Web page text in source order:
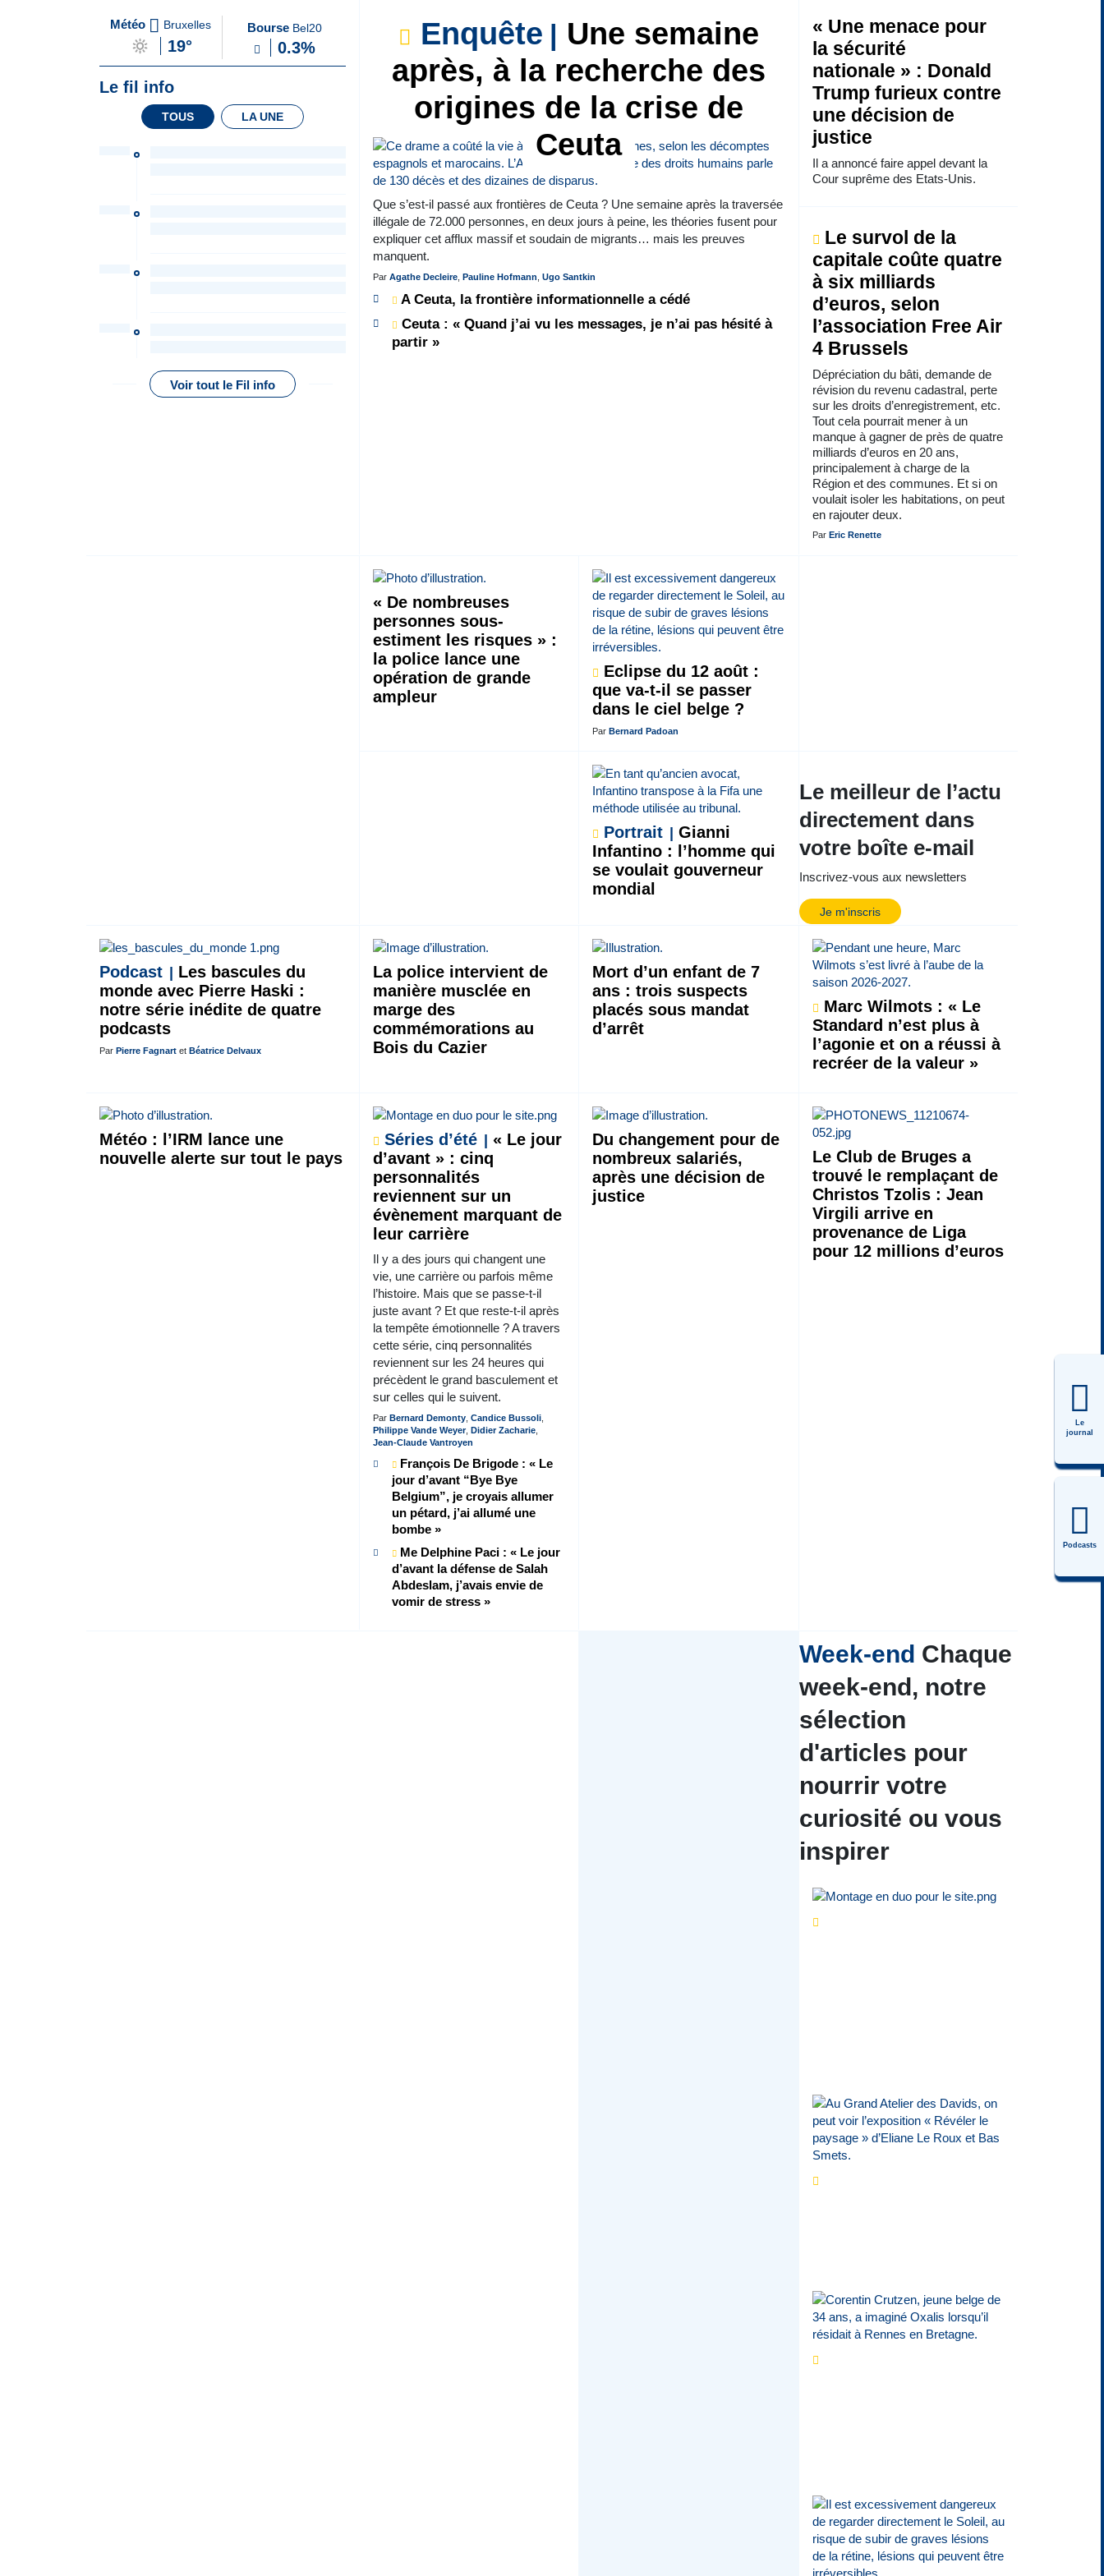
Le
journal
Podcasts
du Soir
Une
Enquête
Une semaine
après, à la recherche des
origines de la crise de
Ceuta
Que s’est-il passé aux frontières de Ceuta ? Une semaine après la traversée
illégale de 72.000 personnes, en deux jours à peine, les théories fusent pour
expliquer cet afflux massif et soudain de migrants… mais les preuves
manquent.
Par Agathe Decleire, Pauline Hofmann Ugo Santkin
A Ceuta, la frontière informationnelle a cédé
Ceuta : « Quand j’ai vu les messages, je n’ai pas hésité à
partir »
« Une menace pour
la sécurité
nationale » : Donald
Trump furieux contre
une décision de
justice
Il a annoncé faire appel devant la
Cour suprême des Etats-Unis.
Le survol de la
capitale coûte quatre
à six milliards
d’euros, selon
l’association Free Air
4 Brussels
Dépréciation du bâti, demande de
révision du revenu cadastral, perte
sur les droits d’enregistrement, etc.
Tout cela pourrait mener à un
manque à gagner de près de quatre
milliards d’euros en 20 ans,
principalement à charge de la
Région et des communes. Et si on
voulait isoler les habitations, on peut
en rajouter deux.
Par Eric Renette
« De nombreuses
personnes sous-
estiment les risques » :
la police lance une
opération de grande
ampleur
Eclipse du 12 août :
que va-t-il se passer
dans le ciel belge ?
ParBernard Padoan
Portrait
Gianni
Infantino : l’homme qui
se voulait gouverneur
mondial
Météo Bruxelles
19°
Bourse Bel20
0.3%
Le fil info
LA UNE
TOUS
Voir tout le Fil info
Le meilleur de l’actu
directement dans
votre boîte e-mail
Inscrivez-vous aux newsletters
Je m'inscris
Podcast
Les bascules du
monde avec Pierre Haski :
notre série inédite de quatre
podcasts
Par Pierre Fagnartet Béatrice Delvaux
La police intervient de
manière musclée en
marge des
commémorations au
Bois du Cazier
Mort d’un enfant de 7
ans : trois suspects
placés sous mandat
d’arrêt
Marc Wilmots : « Le
Standard n’est plus à
l’agonie et on a réussi à
recréer de la valeur »
Météo : l’IRM lance une
nouvelle alerte sur tout le pays
Séries d’été
« Le jour
d’avant » : cinq
personnalités
reviennent sur un
évènement marquant de
leur carrière
Il y a des jours qui changent une
vie, une carrière ou parfois même
l’histoire. Mais que se passe-t-il
juste avant ? Et que reste-t-il après
la tempête émotionnelle ? A travers
cette série, cinq personnalités
reviennent sur les 24 heures qui
précèdent le grand basculement et
sur celles qui le suivent.
Par Bernard Demonty, Candice Bussoli,
Philippe Vande Weyer, Didier Zacharie,
Jean-Claude Vantroyen
François De Brigode : « Le
jour d’avant “Bye Bye
Belgium”, je croyais allumer
un pétard, j’ai allumé une
bombe »
Me Delphine Paci : « Le jour
d’avant la défense de Salah
Abdeslam, j’avais envie de
vomir de stress »
Du changement pour de
nombreux salariés,
après une décision de
justice
Le Club de Bruges a
trouvé le remplaçant de
Christos Tzolis : Jean
Virgili arrive en
provenance de Liga
pour 12 millions d’euros
Week-end Chaque
week-end, notre
sélection
d'articles pour
nourrir votre
curiosité ou vous
inspirer